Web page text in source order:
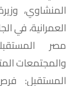
المنشاوي،
العمرانية، في
مصر
والمجتمعات
المستقبل: